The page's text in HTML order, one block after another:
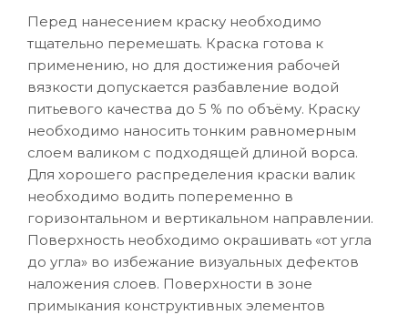
Перед нанесением краску необходимо
тщательно перемешать. Краска готова к
применению, но для достижения рабочей
вязкости допускается разбавление водой
питьевого качества до 5 % по объёму. Краску
необходимо наносить тонким равномерным
слоем валиком с подходящей длиной ворса.
Для хорошего распределения краски валик
необходимо водить попеременно в
горизонтальном и вертикальном направлении.
Поверхность необходимо окрашивать «от угла
до угла» во избежание визуальных дефектов
наложения слоев. Поверхности в зоне
примыкания конструктивных элементов